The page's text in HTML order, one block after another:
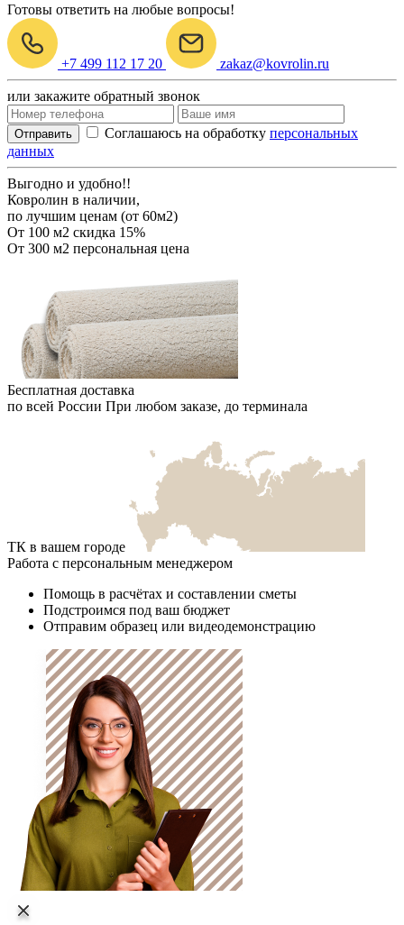
Готовы ответить на любые вопросы!
+7 499 112 17 20 zakaz@kovrolin.ru
или закажите обратный звонок
Отправить Соглашаюсь на обработку персональных
данных
Выгодно и удобно!!
Ковролин в наличии,
по лучшим ценам (от 60м2)
От 100 м2 скидка 15%
От 300 м2 персональная цена
Бесплатная доставка
по всей России При любом заказе, до терминала
ТК в вашем городе
Работа с персональным менеджером
Помощь в расчётах и составлении сметы
Подстроимся под ваш бюджет
Отправим образец или видеодемонстрацию